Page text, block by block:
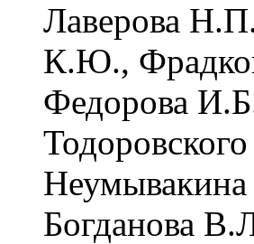
Лаверова
К.Ю.,
Федорова
Богданова